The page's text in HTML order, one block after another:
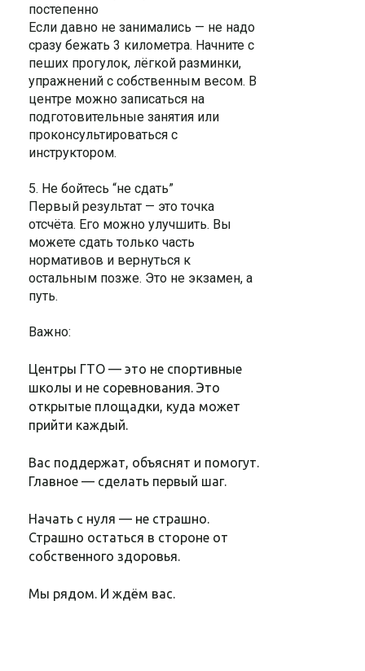
постепенно
Если давно не занимались — не надо
сразу бежать 3 километра. Начните с
пеших прогулок, лёгкой разминки,
упражнений с собственным весом. В
центре можно записаться на
подготовительные занятия или
проконсультироваться с
инструктором.
5. Не бойтесь “не сдать”
Первый результат — это точка
отсчёта. Его можно улучшить. Вы
можете сдать только часть
нормативов и вернуться к
остальным позже. Это не экзамен, а
путь.
Важно:
Центры ГТО — это не спортивные
школы и не соревнования. Это
открытые площадки, куда может
прийти каждый.
Вас поддержат, объяснят и помогут.
Главное — сделать первый шаг.
Начать с нуля — не страшно.
Страшно остаться в стороне от
собственного здоровья.
Мы рядом. И ждём вас.